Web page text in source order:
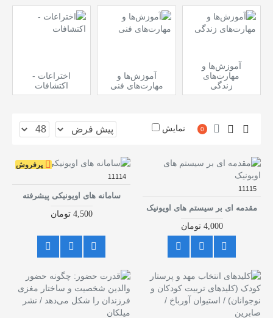
آموزش‌ها و
مهارت‌های
زندگی
آموزش‌ها و
مهارت‌های فنی
اختراعات -
اکتشافات
0 نمایش
11115
مقدمه ای بر سیستم های اویونیک
4,000 تومان
پرفروش
11114
سامانه های اویونیکی پیشرفته
4,500 تومان